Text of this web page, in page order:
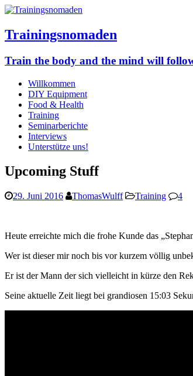
Trainingsnomaden
Train the body and the mind will
Willkommen
DIY Equipment
Food & Health
Training
Seminarberichte
Interviews
Unterstütze uns!
Upcoming Stuff
29. Juni 2016 ThomasWulff Training 4
Heute erreichte mich die frohe Kunde das
Wer ist dieser mir noch bis vor kurzem völlig
Er ist der Mann der sich vielleicht in kürze den
Seine aktuelle Zeit liegt bei grandiosen 15:03